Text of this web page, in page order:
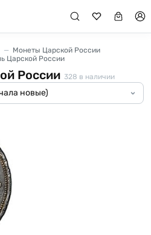
Монеты Царской России
Царской России
России 328 в наличии